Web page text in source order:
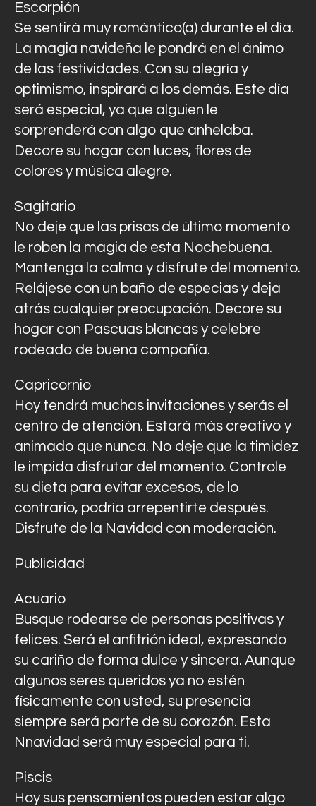
Escorpión
Se sentirá muy romántico(a) durante el día.
La magia navideña le pondrá en el ánimo
de las festividades. Con su alegría y
optimismo, inspirará a los demás. Este día
será especial, ya que alguien le
sorprenderá con algo que anhelaba.
Decore su hogar con luces, flores de
colores y música alegre.
Sagitario
No deje que las prisas de último momento
le roben la magia de esta Nochebuena.
Mantenga la calma y disfrute del momento.
Relájese con un baño de especias y deja
atrás cualquier preocupación. Decore su
hogar con Pascuas blancas y celebre
rodeado de buena compañía.
Capricornio
Hoy tendrá muchas invitaciones y serás el
centro de atención. Estará más creativo y
animado que nunca. No deje que la timidez
le impida disfrutar del momento. Controle
su dieta para evitar excesos, de lo
contrario, podría arrepentirte después.
Disfrute de la Navidad con moderación.
Publicidad
Acuario
Busque rodearse de personas positivas y
felices. Será el anfitrión ideal, expresando
su cariño de forma dulce y sincera. Aunque
algunos seres queridos ya no estén
físicamente con usted, su presencia
siempre será parte de su corazón. Esta
Nnavidad será muy especial para ti.
Piscis
Hoy sus pensamientos pueden estar algo